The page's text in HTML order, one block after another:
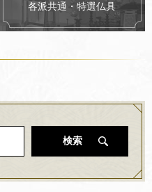
各派共通・特選仏具
検索